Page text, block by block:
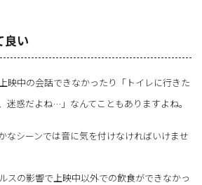
良い
映中の会話できなかったり「トイレに行きた
惑だよね…」なんてこともありますよね。
なシーンでは音に気を付けなければいけませ
スの影響で上映中以外での飲食ができなかっ